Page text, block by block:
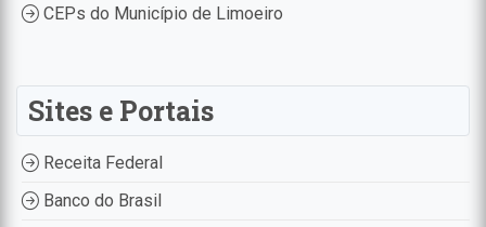
CEPs do Município de Limoeiro
Sites e Portais
Receita Federal
Banco do Brasil